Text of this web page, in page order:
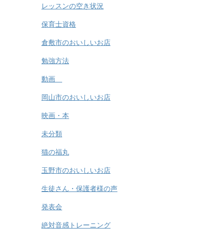
レッスンの空き状況
保育士資格
倉敷市のおいしいお店
勉強方法
動画
岡山市のおいしいお店
映画・本
未分類
猫の福丸
玉野市のおいしいお店
生徒さん・保護者様の声
発表会
絶対音感トレーニング